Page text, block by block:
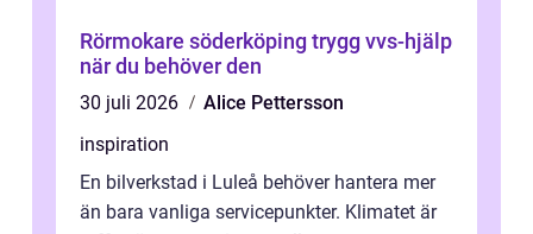
Rörmokare söderköping trygg vvs-hjälp
när du behöver den
30 juli 2026
Alice Pettersson
inspiration
En bilverkstad i Luleå behöver hantera mer
än bara vanliga servicepunkter. Klimatet är